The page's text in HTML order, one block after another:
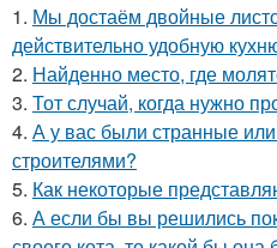
1. Мы достаём двойные
действительно удобную
2. Найденно место, где
3. Тот случай, когда нужно
4. А у вас были странные
строителями?
5. Как некоторые
6. А если бы вы решились